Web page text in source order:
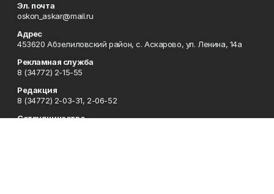
Эл. почта
oskon_askar@mail.ru
Адрес
453620 Абзелиловский район, с. Аскарово, ул. Ленина, 14а
Рекламная служба
8 (34772) 2-15-55
Редакция
8 (34772) 2-03-31, 2-06-52
Сотрудничество